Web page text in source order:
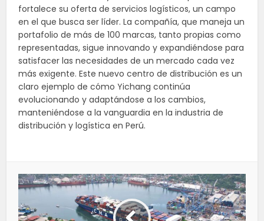
fortalece su oferta de servicios logísticos, un campo
en el que busca ser líder. La compañía, que maneja un
portafolio de más de 100 marcas, tanto propias como
representadas, sigue innovando y expandiéndose para
satisfacer las necesidades de un mercado cada vez
más exigente. Este nuevo centro de distribución es un
claro ejemplo de cómo Yichang continúa
evolucionando y adaptándose a los cambios,
manteniéndose a la vanguardia en la industria de
distribución y logística en Perú.